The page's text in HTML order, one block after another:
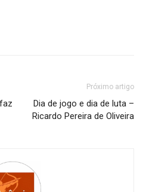
Próximo artigo
Dia de jogo e dia de luta –
Ricardo Pereira de Oliveira